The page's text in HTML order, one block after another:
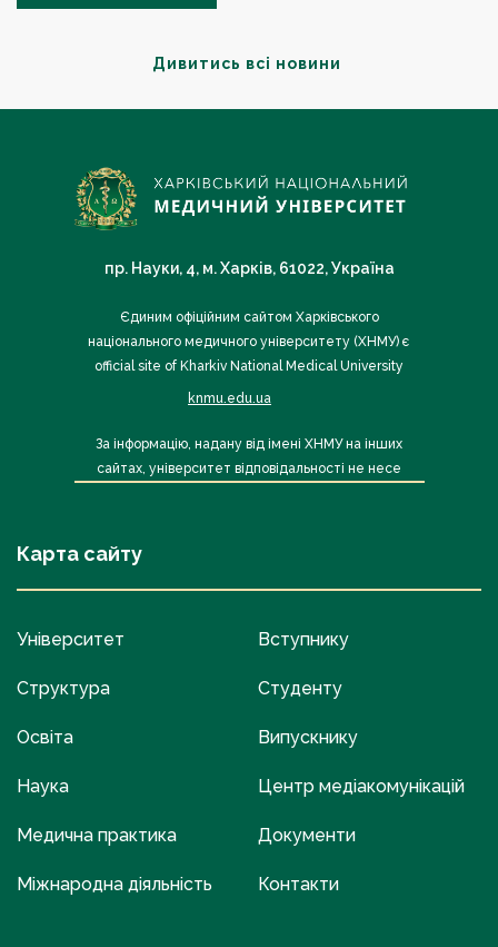
Дивитись всі новини
пр. Науки, 4, м. Харків, 61022, Україна
Єдиним офіційним сайтом Харківського
національного медичного університету (ХНМУ) є
official site of Kharkiv National Medical University
knmu.edu.ua
За інформацію, надану від імені ХНМУ на інших
сайтах, університет відповідальності не несе
Карта сайту
Університет
Структура
Освіта
Наука
Медична практика
Міжнародна діяльність
Вступнику
Студенту
Випускнику
Центр медіакомунікацій
Документи
Контакти